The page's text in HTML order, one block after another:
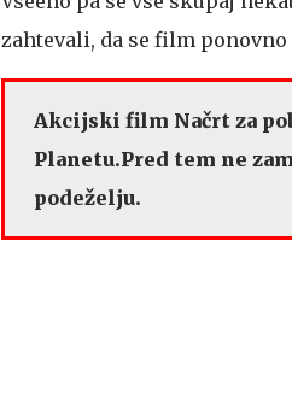
zahtevali, da se film
Akcijski film Načrt za
Planetu.Pred tem ne
podeželju.